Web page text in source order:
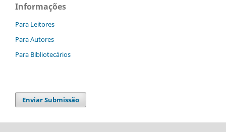
Informações
Para Leitores
Para Autores
Para Bibliotecários
Enviar Submissão